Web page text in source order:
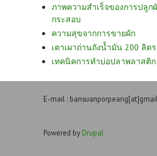
ภาพความสำเร็จของการปลูก
กระสอบ
ความสุขจากการขายผัก
เตาเผาถ่านถังน้ำมัน 200 ลิตร
เทคนิคการทำบ่อปลาพลาสติก
E-mail :
Powered by Drupal